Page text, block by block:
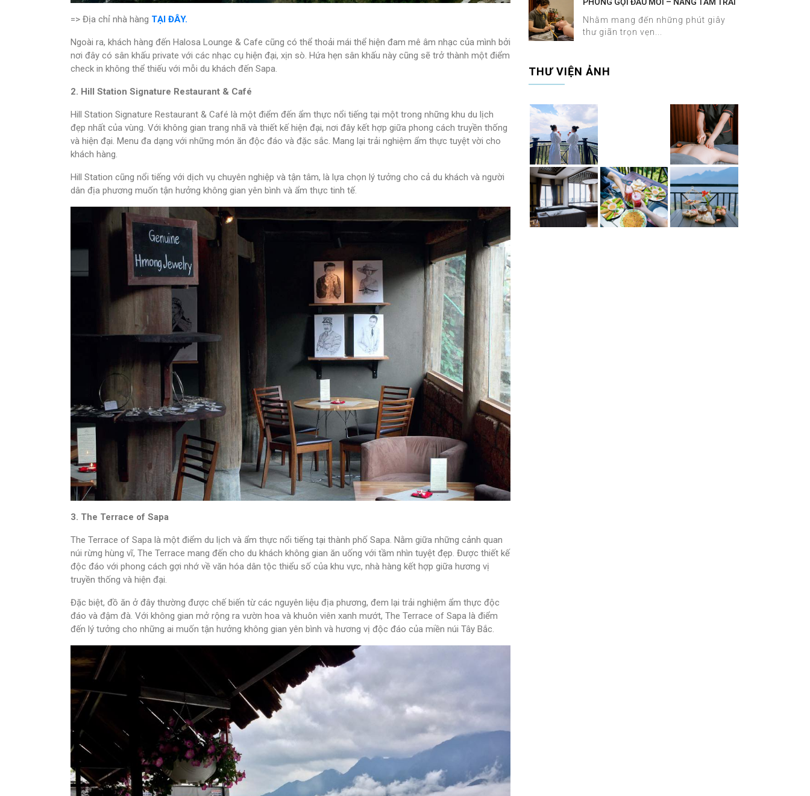
=> Địa chỉ nhà hàng TẠI ĐÂY.
Ngoài ra, khách hàng đến Halosa Lounge & Cafe cũng có thể thoải mái thể hiện đam mê âm nhạc của mình bởi
nơi đây có sân khấu private với các nhạc cụ hiện đại, xịn sò. Hứa hẹn sân khấu này cũng sẽ trở thành một điểm
check in không thể thiếu với mỗi du khách đến Sapa.
2. Hill Station Signature Restaurant & Café
Hill Station Signature Restaurant & Café là một điểm đến ẩm thực nổi tiếng tại một trong những khu du lịch
đẹp nhất của vùng. Với không gian trang nhã và thiết kế hiện đại, nơi đây kết hợp giữa phong cách truyền thống
và hiện đại. Menu đa dạng với những món ăn độc đáo và đặc sắc. Mang lại trải nghiệm ẩm thực tuyệt vời cho
khách hàng.
Hill Station cũng nổi tiếng với dịch vụ chuyên nghiệp và tận tâm, là lựa chọn lý tưởng cho cả du khách và người
dân địa phương muốn tận hưởng không gian yên bình và ẩm thực tinh tế.
3. The Terrace of Sapa
The Terrace of Sapa là một điểm du lịch và ẩm thực nổi tiếng tại thành phố Sapa. Nằm giữa những cảnh quan
núi rừng hùng vĩ, The Terrace mang đến cho du khách không gian ăn uống với tầm nhìn tuyệt đẹp. Được thiết kế
độc đáo với phong cách gợi nhớ về văn hóa dân tộc thiểu số của khu vực, nhà hàng kết hợp giữa hương vị
truyền thống và hiện đại.
Đặc biệt, đồ ăn ở đây thường được chế biến từ các nguyên liệu địa phương, đem lại trải nghiệm ẩm thực độc
đáo và đậm đà. Với không gian mở rộng ra vườn hoa và khuôn viên xanh mướt, The Terrace of Sapa là điểm
đến lý tưởng cho những ai muốn tận hưởng không gian yên bình và hương vị độc đáo của miền núi Tây Bắc.
NGHIỆM DƯỠNG SINH TẠI HALOSA SPA
& MASSAGE
Nhằm mang đến những phút giây
thư giãn trọn vẹn...
THƯ VIỆN ẢNH